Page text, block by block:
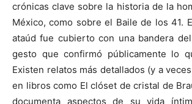
crónicas clave sobre la historia de la
México, como sobre el Baile de los 41.
ataúd fue cubierto con una bandera
gesto que confirmó públicamente lo
Existen relatos más detallados (y a
en libros como El clóset de cristal de
documenta aspectos de su vida